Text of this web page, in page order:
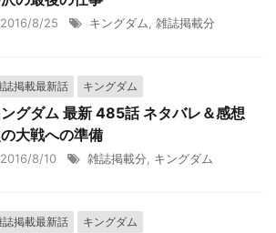
2016/8/25 キングダム 雑誌掲載分
誌掲載最新話 キングダム
グダム 最新 485話 ネタバレ＆感想
大戦への準備
2016/8/10 雑誌掲載分 キングダム
誌掲載最新話 キングダム